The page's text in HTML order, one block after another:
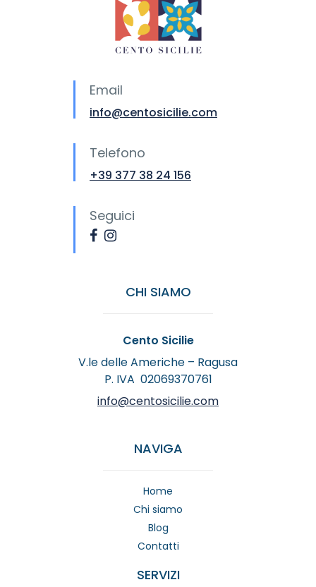
Email
info@centosicilie.com
Telefono
+39 377 38 24 156
Seguici
CHI SIAMO
Cento Sicilie
V.le delle Americhe – Ragusa
P. IVA 02069370761
info@centosicilie.com
NAVIGA
Home
Chi siamo
Blog
Contatti
SERVIZI